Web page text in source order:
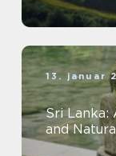
13. januar
Sri Lanka:
and